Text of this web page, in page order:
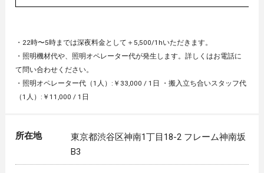
・22時〜5時までは深夜料金として＋5,500/1hいただきます。
・照明機材代や、照明オペレーター代が発生します。詳しくはお電話に
て問い合わせください。
・照明オペレーター代（1人）:￥33,000 / 1日 ・搬入立ち合いスタッフ代
（1人）:￥11,000 / 1日
所在地
東京都渋谷区神南1丁目18-2 フレーム神南坂
B3